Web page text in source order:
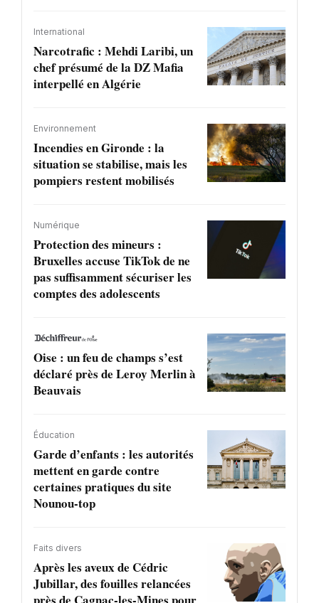
International
Narcotrafic : Mehdi Laribi, un
chef présumé de la DZ Mafia
interpellé en Algérie
Environnement
Incendies en Gironde : la
situation se stabilise, mais les
pompiers restent mobilisés
Numérique
Protection des mineurs :
Bruxelles accuse TikTok de ne
pas suffisamment sécuriser les
comptes des adolescents
Oise : un feu de champs s’est
déclaré près de Leroy Merlin à
Beauvais
Éducation
Garde d’enfants : les autorités
mettent en garde contre
certaines pratiques du site
Nounou-top
Faits divers
Après les aveux de Cédric
Jubillar, des fouilles relancées